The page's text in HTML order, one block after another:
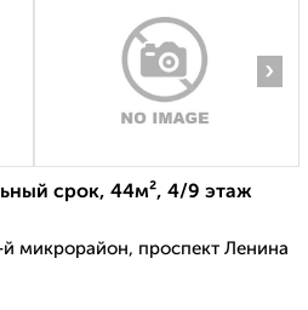
›
срок, 44м², 4/9 этаж
микрорайон, проспект Ленина